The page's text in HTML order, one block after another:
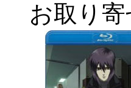
お取り寄